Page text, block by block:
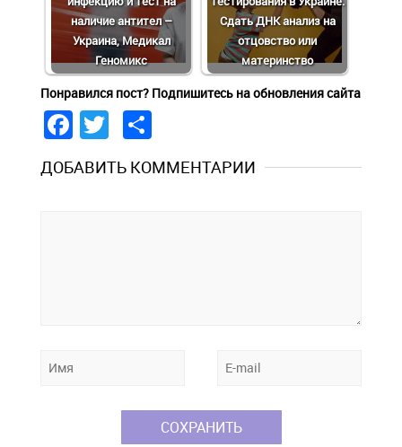
наличие антител –
Украина, Медикал
Геномикс
Сдать ДНК анализ на
отцовство или
материнство
Понравился пост? Подпишитесь на обновления сайта
Facebook
Twitter
ДОБАВИТЬ КОММЕНТАРИИ